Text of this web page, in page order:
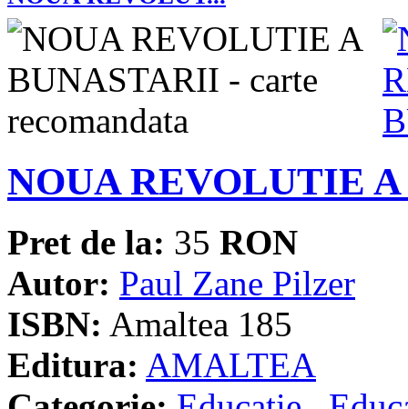
NOUA REVOLUTIE
Pret de la: 35 RON
Autor: Paul Zane Pilzer
ISBN: Amaltea 185
Editura: AMALTEA